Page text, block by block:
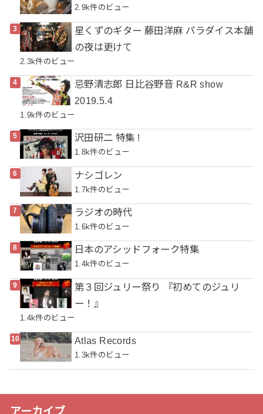
2.9k件のビュー
星くずのギター 藤田洋麻 パラダイス本舗
の夜は更けて
2.3k件のビュー
忌野清志郎 日比谷野音 R&R show
2019.5.4
1.9k件のビュー
沢田研二 特集 !
1.8k件のビュー
ナシゴレン
1.7k件のビュー
ラジオの時代
1.6k件のビュー
日本のアシッドフォーク特集
1.4k件のビュー
第３回ジュリー祭り 『初めてのジュリ
ー！』
1.4k件のビュー
Atlas Records
1.3k件のビュー
アーカイブ